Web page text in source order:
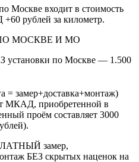
Москве входит в стоимость
рублей за километр.
МОСКВЕ И МО
установки по Москве — 1.500
= замер+доставка+монтаж)
МКАД, приобретенной в
проём составляет 3000
замер,
БЕЗ скрытых наценок на